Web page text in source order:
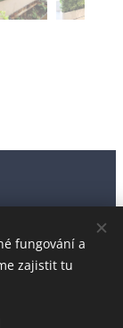
fungování a
zajistit tu